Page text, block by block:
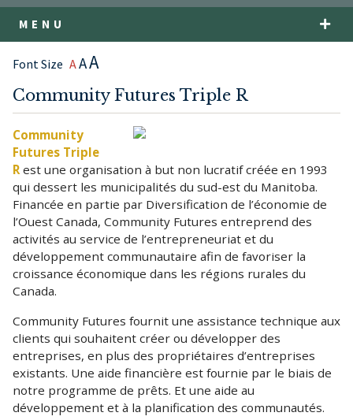
MENU
Community Futures Triple R
Font Size AAA
Community
Futures Triple
R est une organisation à but non lucratif créée en 1993
qui dessert les municipalités du sud-est du Manitoba.
Financée en partie par Diversification de l’économie de
l’Ouest Canada, Community Futures entreprend des
activités au service de l’entrepreneuriat et du
développement communautaire afin de favoriser la
croissance économique dans les régions rurales du
Canada.
Community Futures fournit une assistance technique aux
clients qui souhaitent créer ou développer des
entreprises, en plus des propriétaires d’entreprises
existants. Une aide financière est fournie par le biais de
notre programme de prêts. Et une aide au
développement et à la planification des communautés.